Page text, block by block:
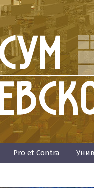
Pro et Contra